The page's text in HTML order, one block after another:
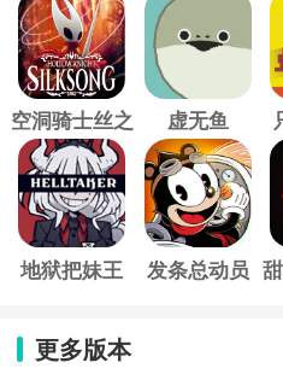
空洞骑士丝之
歌
虚无鱼
地狱把妹王 发条总动员
更多版本